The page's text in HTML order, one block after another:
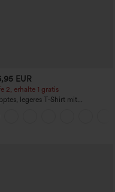
EUR
2, erhalte 1 gratis
legeres T‑Shirt mit
Ausschnitt,
und Raffung